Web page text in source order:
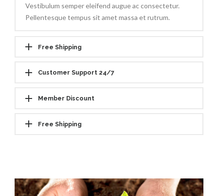
Vestibulum semper eleifend augue ac consectetur.
Pellentesque tempus sit amet massa et rutrum.
Free Shipping
Customer Support 24/7
Member Discount
Free Shipping